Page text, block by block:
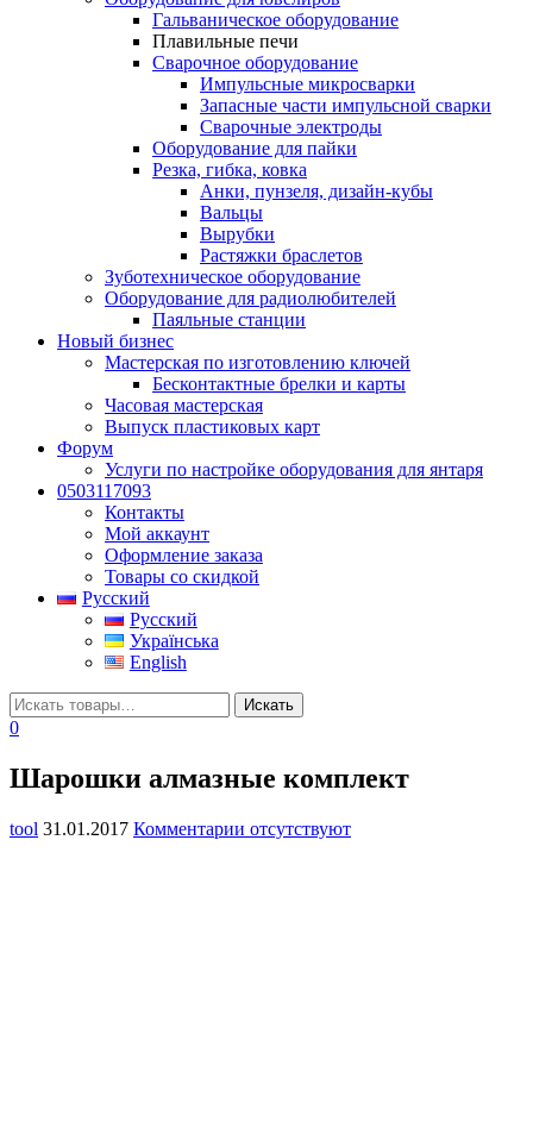
Гальваническое оборудование
Плавильные печи
Сварочное оборудование
Импульсные микросварки
Запасные части импульсной сварки
Сварочные электроды
Оборудование для пайки
Резка, гибка, ковка
Анки, пунзеля, дизайн-кубы
Вальцы
Вырубки
Растяжки браслетов
Зуботехническое оборудование
Оборудование для радиолюбителей
Паяльные станции
Новый бизнес
Мастерская по изготовлению ключей
Бесконтактные брелки и карты
Часовая мастерская
Выпуск пластиковых карт
Форум
Услуги по настройке оборудования для янтаря
0503117093
Контакты
Мой аккаунт
Оформление заказа
Товары со скидкой
Русский
Русский
Українська
English
0
Шарошки алмазные комплект
tool 31.01.2017 Комментарии отсутствуют